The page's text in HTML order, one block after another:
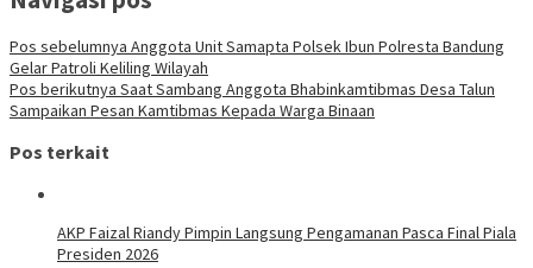
Pos sebelumnya Anggota Unit Samapta Polsek Ibun Polresta Bandung
Gelar Patroli Keliling Wilayah
Pos berikutnya Saat Sambang Anggota Bhabinkamtibmas Desa Talun
Sampaikan Pesan Kamtibmas Kepada Warga Binaan
Pos terkait
AKP Faizal Riandy Pimpin Langsung Pengamanan Pasca Final Piala
Presiden 2026